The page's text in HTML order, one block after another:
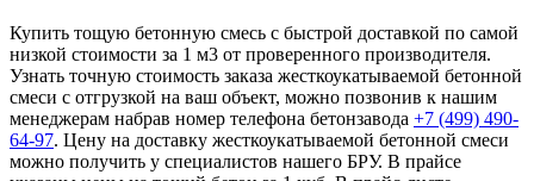
Купить тощую бетонную смесь с быстрой доставкой по самой
низкой стоимости за 1 м3 от проверенного производителя.
Узнать точную стоимость заказа жесткоукатываемой бетонной
смеси с отгрузкой на ваш объект, можно позвонив к нашим
менеджерам набрав номер телефона бетонзавода +7 (499) 490-
64-97. Цену на доставку жесткоукатываемой бетонной смеси
можно получить у специалистов нашего БРУ. В прайсе